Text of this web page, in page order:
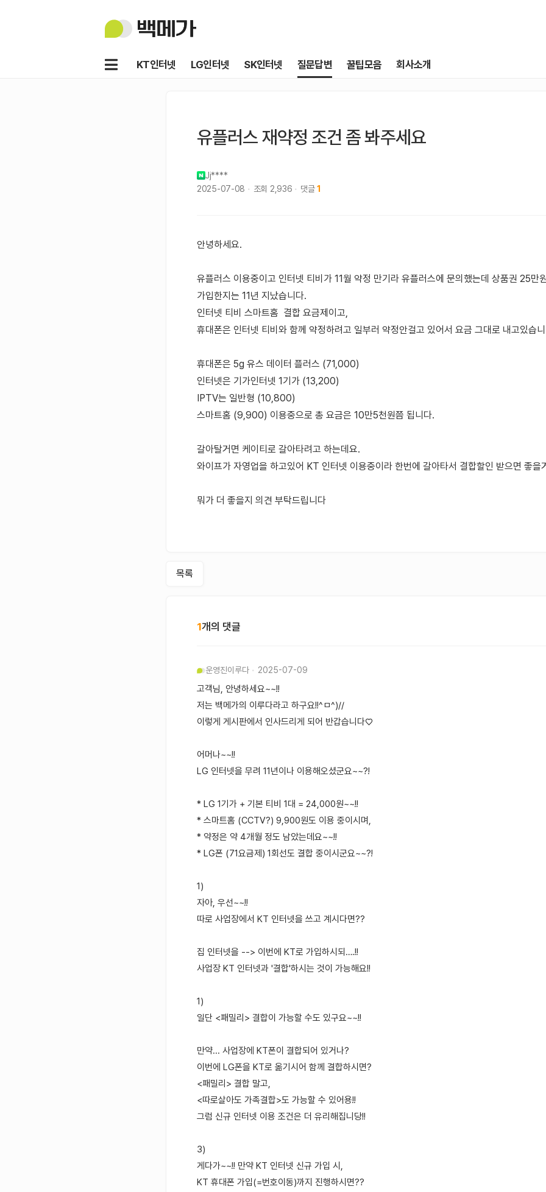
백
KT인터넷
LG인터넷 SK인터넷 질문답변 꿀팁모음 회사소개
메
유플러스 재약정 조건 좀 봐주세요
Jj****
2025-07-08
조회 2,936 댓글 1
안녕하세요.
유플러스 이용중이고 인터넷 티비가 11월 약정 만기라 유플러스에 문의했는데 상품권 25만
가입한지는 11년 지났습니다.
인터넷 티비 스마트홈 결합 요금제이고,
휴대폰은 인터넷 티비와 함께 약정하려고 일부러 약정안걸고 있어서 요금 그대로 내고있습
휴대폰은 5g 유스 데이터 플러스 (71,000)
인터넷은 기가인터넷 1기가 (13,200)
IPTV는 일반형 (10,800)
스마트홈 (9,900) 이용중으로 총 요금은 10만5천원쯤 됩니다.
갈아탈거면 케이티로 갈아타려고 하는데요.
와이프가 자영업을 하고있어 KT 인터넷 이용중이라 한번에 갈아타서 결합할인 받으면 좋을
뭐가 더 좋을지 의견 부탁드립니다
목록
1개의 댓글
운영진이루다 2025-07-09
고객님, 안녕하세요~~!!
저는 백메가의 이루다라고 하구요!!^ㅁ^)//
이렇게 게시판에서 인사드리게 되어 반갑습니다♡
어머나~~!!
LG 인터넷을 무려 11년이나 이용해오셨군요~~?!
* LG 1기가 + 기본 티비 1대 = 24,000원~~!!
* 스마트홈 (CCTV?) 9,900원도 이용 중이시며,
* 약정은 약 4개월 정도 남았는데요~~!!
* LG폰 (71요금제) 1회선도 결합 중이시군요~~?!
1)
자아, 우선~~!!
따로 사업장에서 KT 인터넷을 쓰고 계시다면??
집 인터넷을 --> 이번에 KT로 가입하시되….!!
사업장 KT 인터넷과 '결합'하시는 것이 가능해요!!
1)
일단 <패밀리> 결합이 가능할 수도 있구요~~!!
만약... 사업장에 KT폰이 결합되어 있거나?
이번에 LG폰을 KT로 옮기시어 함께 결합하시면?
<패밀리> 결합 말고,
<따로살아도 가족결합>도 가능할 수 있어용!!
그럼 신규 인터넷 이용 조건은 더 유리해집니당!!
3)
게다가~~!! 만약 KT 인터넷 신규 가입 시,
KT 휴대폰 가입(=번호이동)까지 진행하시면??